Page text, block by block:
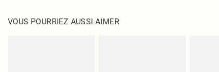
Livraison express France
Jusqu'à 2-3 jours ouvrables
pour nous retourner un article.
VOUS POURRIEZ AUSSI AIMER